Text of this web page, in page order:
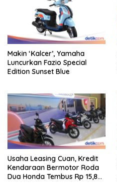
Makin ‘Kalcer’, Yamaha
Luncurkan Fazio Special
Edition Sunset Blue
Usaha Leasing Cuan, Kredit
Kendaraan Bermotor Roda
Dua Honda Tembus Rp 15,8